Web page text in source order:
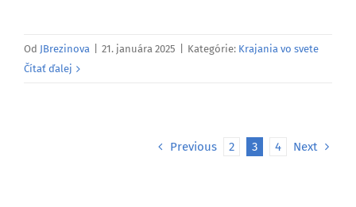
Od JBrezinova 21. januára 2025 Kategórie: Krajania vo svete
Čítať ďalej
Previous 2 3 4 Next